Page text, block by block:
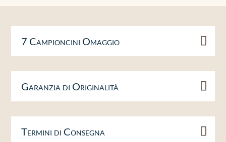
7 Campioncini Omaggio
Garanzia di Originalità
Termini di Consegna